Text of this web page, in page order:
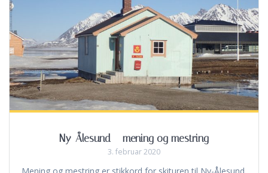
Ny-Ålesund – mening og mestring
3. februar 2020